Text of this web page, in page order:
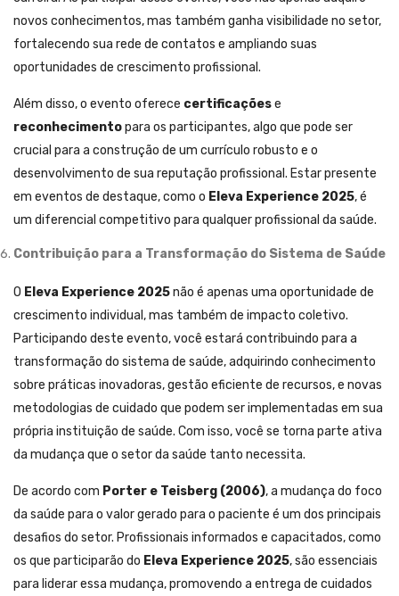
novos conhecimentos, mas também ganha visibilidade no setor,
fortalecendo sua rede de contatos e ampliando suas
oportunidades de crescimento profissional.
Além disso, o evento oferece certificaçõese
reconhecimentopara os participantes, algo que pode ser
crucial para a construção de um currículo robusto e o
desenvolvimento de sua reputação profissional. Estar presente
em eventos de destaque, como o Eleva Experience 2025, é
um diferencial competitivo para qualquer profissional da saúde.
Contribuição para a Transformação do Sistema de Saúde
O Eleva Experience 2025não é apenas uma oportunidade de
crescimento individual, mas também de impacto coletivo.
Participando deste evento, você estará contribuindo para a
transformação do sistema de saúde, adquirindo conhecimento
sobre práticas inovadoras, gestão eficiente de recursos, e novas
metodologias de cuidado que podem ser implementadas em sua
própria instituição de saúde. Com isso, você se torna parte ativa
da mudança que o setor da saúde tanto necessita.
De acordo com Porter e Teisberg (2006), a mudança do foco
da saúde para o valor gerado para o paciente é um dos principais
desafios do setor. Profissionais informados e capacitados, como
os que participarão do Eleva Experience 2025, são essenciais
para liderar essa mudança, promovendo a entrega de cuidados